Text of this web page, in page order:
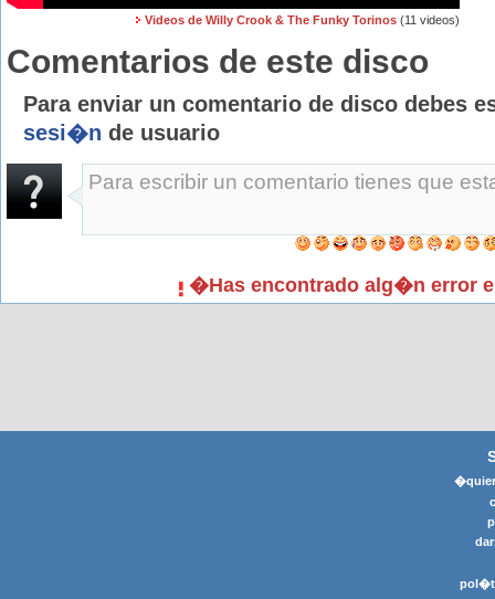
Videos de Willy Crook & The Funky Torinos (11 videos)
Comentarios de este disco
Para enviar un comentario de disco debes
sesi�n de usuario
�Has encontrado alg�n error